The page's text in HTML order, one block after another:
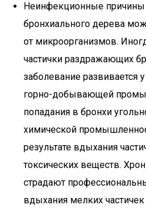
Неинфекционные причины
бронхиального дерева
от микроорганизмов.
частички раздражающих
заболевание развивается
горно-добывающей
попадания в бронхи
химической
результате вдыхания
токсических веществ.
страдают
вдыхания мелких